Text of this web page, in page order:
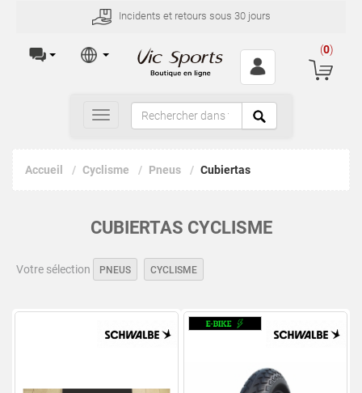
Incidents et retours sous 30 jours
(0)
Toggle
navigation
Accueil Cyclisme Pneus Cubiertas
CUBIERTAS CYCLISME
Votre sélection PNEUS CYCLISME